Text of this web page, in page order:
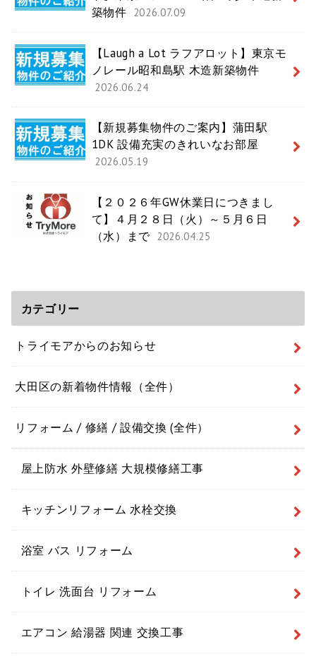
築物件
2026.07.09
【Laugh a Lot ラフアロット】東京モ
ノレール昭和島駅 木造新築物件
2026.06.24
【新規募集物件のご案内】蒲田駅
1DK 設備充実のきれいなお部屋
2026.05.19
【２０２６年GW休業日につきまし
て】４月２８日（火）～５月６日
（水）まで 2026.04.25
カテゴリー
トライモアからのお知らせ
大田区の新着物件情報（全件）
リフォーム / 修繕 / 設備交換 (全件）
屋上防水 外壁修繕 大規模修繕工事
キッチンリフォーム 水栓交換
浴室 バス リフォーム
トイレ 洗面台 リフォーム
エアコン 給湯器 関連 交換工事